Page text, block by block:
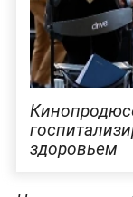
здоровьем